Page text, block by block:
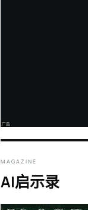
MAGAZINE
AI启示录